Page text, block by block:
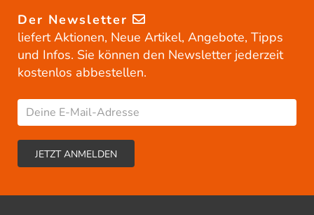
Der Newsletter
liefert Aktionen, Neue Artikel, Angebote, Tipps
und Infos. Sie können den Newsletter jederzeit
kostenlos abbestellen.